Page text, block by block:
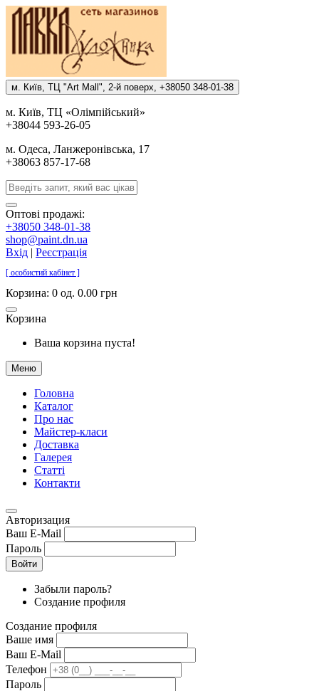
м. Киïв, ТЦ "Art Mall", 2-й поверх, +38050 348-01-38
м. Киïв, ТЦ «Олiмпiйський»
+38044 593-26-05
м. Одеса, Ланжеронiвська, 17
+38063 857-17-68
Оптові продажі:
+38050 348-01-38
shop@paint.dn.ua
Вхід | Реєстрація
[ особистий кабінет ]
Корзина: 0 од. 0.00 грн
Корзина
Ваша корзина пуста!
Меню
Головна
Каталог
Про нас
Майстер-класи
Доставка
Галерея
Статтi
Контакти
Авторизация
Ваш E-Mail
Пароль
Войти
Забыли пароль?
Создание профиля
Создание профиля
Ваше имя
Ваш E-Mail
Телефон
Пароль